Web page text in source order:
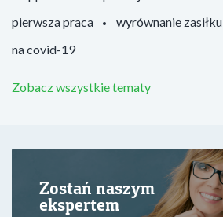
pierwsza praca
wyrównanie zasiłku
na covid-19
Zobacz wszystkie tematy
Zostań naszym
ekspertem